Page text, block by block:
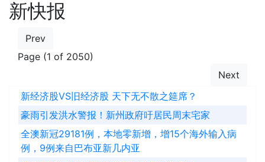
新快报
Prev
Page (1 of 2050)
Next
新经济股VS旧经济股 天下无不散之筵席？
豪雨引发洪水警报！新州政府吁居民周末宅家
全澳新冠29181例，本地零新增，增15个海外输入病
例，9例来自巴布亚新几内亚